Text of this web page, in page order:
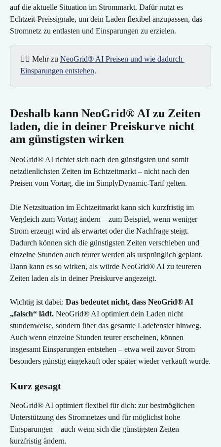
auf die aktuelle Situation im Strommarkt. Dafür nutzt es
Echtzeit-Preissignale, um dein Laden flexibel anzupassen, das
Stromnetz zu entlasten und Einsparungen zu erzielen.
👉🏻 Mehr zu NeoGrid® AI Preisen und wie dadurch
Einsparungen entstehen.
Deshalb kann NeoGrid® AI zu Zeiten
laden, die in deiner Preiskurve nicht
am günstigsten wirken
NeoGrid® AI richtet sich nach den günstigsten und somit
netzdienlichsten Zeiten im Echtzeitmarkt – nicht nach den
Preisen vom Vortag, die im SimplyDynamic-Tarif gelten.
Die Netzsituation im Echtzeitmarkt kann sich kurzfristig im
Vergleich zum Vortag ändern – zum Beispiel, wenn weniger
Strom erzeugt wird als erwartet oder die Nachfrage steigt.
Dadurch können sich die günstigsten Zeiten verschieben und
einzelne Stunden auch teurer werden als ursprünglich geplant.
Dann kann es so wirken, als würde NeoGrid® AI zu teureren
Zeiten laden als in deiner Preiskurve angezeigt.
Wichtig ist dabei: Das bedeutet nicht, dass NeoGrid® AI
„falsch“ lädt. NeoGrid® AI optimiert dein Laden nicht
stundenweise, sondern über das gesamte Ladefenster hinweg.
Auch wenn einzelne Stunden teurer erscheinen, können
insgesamt Einsparungen entstehen – etwa weil zuvor Strom
besonders günstig eingekauft oder später wieder verkauft wurde.
Kurz gesagt
NeoGrid® AI optimiert flexibel für dich: zur bestmöglichen
Unterstützung des Stromnetzes und für möglichst hohe
Einsparungen – auch wenn sich die günstigsten Zeiten
kurzfristig ändern.